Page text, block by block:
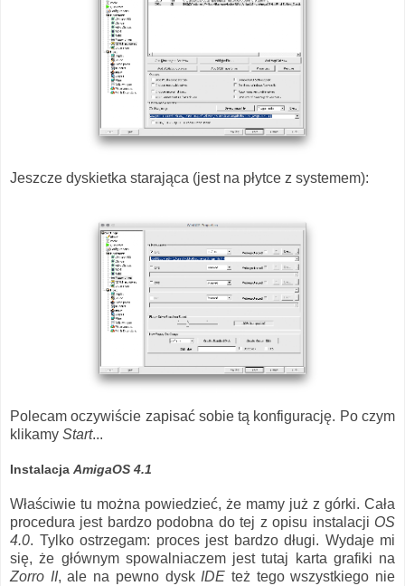
Jeszcze dyskietka starająca (jest na płytce z systemem):
Polecam oczywiście zapisać sobie tą konfigurację. Po czym
klikamy Start...
Instalacja AmigaOS 4.1
Właściwie tu można powiedzieć, że mamy już z górki. Cała
procedura jest bardzo podobna do tej z opisu instalacji OS
4.0. Tylko ostrzegam: proces jest bardzo długi. Wydaje mi
się, że głównym spowalniaczem jest tutaj karta grafiki na
Zorro II, ale na pewno dysk IDE też tego wszystkiego nie